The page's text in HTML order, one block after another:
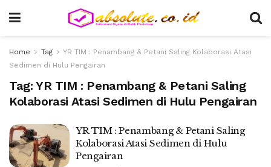
Home Tag
YR TIM : Penambang & Petani Saling Kolaborasi Atasi
Sedimen di Hulu Pengairan
Tag: YR TIM : Penambang & Petani Saling
Kolaborasi Atasi Sedimen di Hulu Pengairan
YR TIM : Penambang & Petani Saling
Kolaborasi Atasi Sedimen di Hulu
Pengairan